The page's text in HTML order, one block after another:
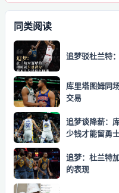
同类阅读
追梦驳杜兰特
库里塔图姆同
交易
追梦谈降薪：
少钱才能留勇
追梦：杜兰特
的表现